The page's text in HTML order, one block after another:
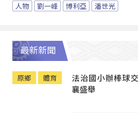
人物 劉一峰 博利亞 潘世光
最新新聞
原鄉 體育
法治國小辦棒球
襄盛舉